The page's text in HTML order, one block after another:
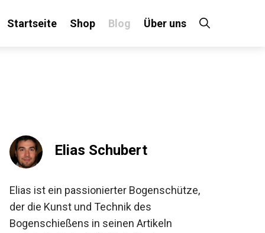
Startseite Shop Blog Über uns
Elias Schubert
Elias ist ein passionierter Bogenschütze,
der die Kunst und Technik des
Bogenschießens in seinen Artikeln
an!